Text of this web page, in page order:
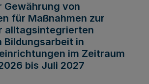
Gewährung von
für Maßnahmen zur
alltagsintegrierten
Bildungsarbeit in
im Zeitraum
bis Juli 2027